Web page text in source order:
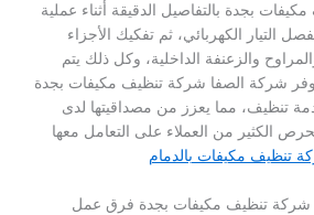
بجدة بالتفاصيل الدقيقة أثناء عملية
التيار الكهربائي، ثم تفكيك الأجزاء
والزعنفة الداخلية، وكل ذلك يتم
توفر شركة الصفا شركة تنظيف مكيفات بجدة
تنظيف، مما يعزز من مصداقيتها لدى
الكثير من العملاء على التعامل معها
تنظيف مكيفات بالدمام
شركة تنظيف مكيفات بجدة فرق عمل